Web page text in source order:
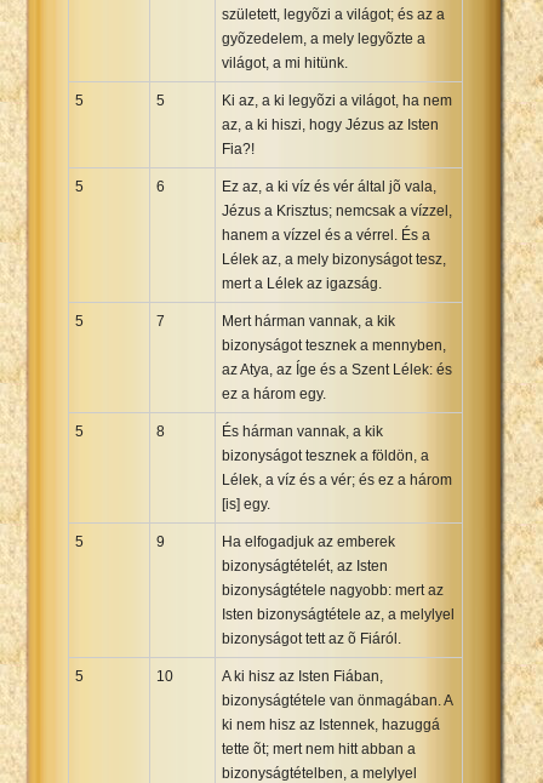
született, legyõzi a világot; és az a
gyõzedelem, a mely legyõzte a
világot, a mi hitünk.
5 5
Ki az, a ki legyõzi a világot, ha nem
az, a ki hiszi, hogy Jézus az Isten
Fia?!
5 6
Ez az, a ki víz és vér által jõ vala,
Jézus a Krisztus; nemcsak a vízzel,
hanem a vízzel és a vérrel. És a
Lélek az, a mely bizonyságot tesz,
mert a Lélek az igazság.
5 7
Mert hárman vannak, a kik
bizonyságot tesznek a mennyben,
az Atya, az Íge és a Szent Lélek: és
ez a három egy.
5 8
És hárman vannak, a kik
bizonyságot tesznek a földön, a
Lélek, a víz és a vér; és ez a három
[is] egy.
5 9
Ha elfogadjuk az emberek
bizonyságtételét, az Isten
bizonyságtétele nagyobb: mert az
Isten bizonyságtétele az, a melylyel
bizonyságot tett az õ Fiáról.
5 10
A ki hisz az Isten Fiában,
bizonyságtétele van önmagában. A
ki nem hisz az Istennek, hazuggá
tette õt; mert nem hitt abban a
bizonyságtételben, a melylyel